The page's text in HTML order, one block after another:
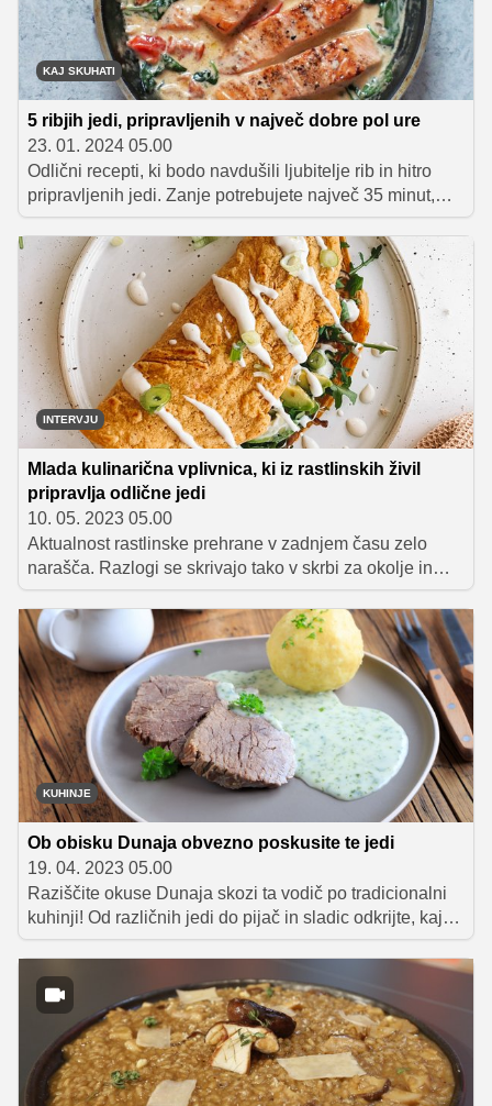
KAJ SKUHATI
5 ribjih jedi, pripravljenih v največ dobre pol ure
23. 01. 2024 05.00
Odlični recepti, ki bodo navdušili ljubitelje rib in hitro
pripravljenih jedi. Zanje potrebujete največ 35 minut,
primerni pa so za vse dni v tednu.
INTERVJU
Mlada kulinarična vplivnica, ki iz rastlinskih živil
pripravlja odlične jedi
10. 05. 2023 05.00
Aktualnost rastlinske prehrane v zadnjem času zelo
narašča. Razlogi se skrivajo tako v skrbi za okolje in
sočutju do živali kot tudi v številnih zdravstvenih koristih,
ki jih tovrstno prehranjevanje prinaša. In če mislite, da je
rastlinsko prehranjevanje monotono in enolično, se
pošteno motite! V to je prepričana tudi dietetičarka Tjaša
Ribič, ki je v želji, da rastlinsko prehrano približa
večjemu številu ljudi, pred leti začela z objavljanjem
svojih receptov na Instagramovem profilu. "Trudim se,
da so moji recepti raznoliki, v večini tudi polnovredni in
uravnoteženi, predvsem pa zelo okusni," pravi mlada
kulinarična vplivnica. Nekaj njenih odličnih receptov
bomo v prihodnjih mesecih objavili tudi na portalu
Okusno.je.
KUHINJE
Ob obisku Dunaja obvezno poskusite te jedi
19. 04. 2023 05.00
Raziščite okuse Dunaja skozi ta vodič po tradicionalni
kuhinji! Od različnih jedi do pijač in sladic odkrijte, kaj
dela to priljubljeno evropsko mesto posebno.